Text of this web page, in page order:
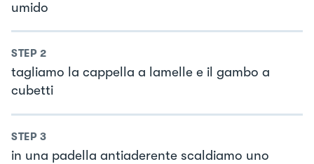
umido
STEP 2
tagliamo la cappella a lamelle e il gambo a
cubetti
STEP 3
in una padella antiaderente scaldiamo uno